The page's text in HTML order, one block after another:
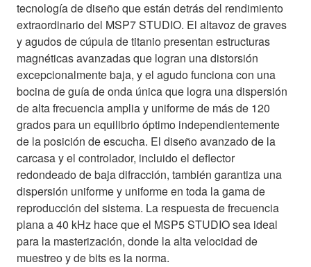
tecnología de diseño que están detrás del rendimiento
extraordinario del MSP7 STUDIO. El altavoz de graves
y agudos de cúpula de titanio presentan estructuras
magnéticas avanzadas que logran una distorsión
excepcionalmente baja, y el agudo funciona con una
bocina de guía de onda única que logra una dispersión
de alta frecuencia amplia y uniforme de más de 120
grados para un equilibrio óptimo independientemente
de la posición de escucha. El diseño avanzado de la
carcasa y el controlador, incluido el deflector
redondeado de baja difracción, también garantiza una
dispersión uniforme y uniforme en toda la gama de
reproducción del sistema. La respuesta de frecuencia
plana a 40 kHz hace que el MSP5 STUDIO sea ideal
para la masterización, donde la alta velocidad de
muestreo y de bits es la norma.